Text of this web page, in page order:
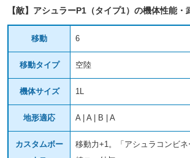
【敵】アシュラーP1（タイプ1）の機体性能・
移動 6
移動タイプ 空陸
機体サイズ 1L
地形適応 A | A | B | A
カスタムボー
移動力+1。「アシュラコンビ